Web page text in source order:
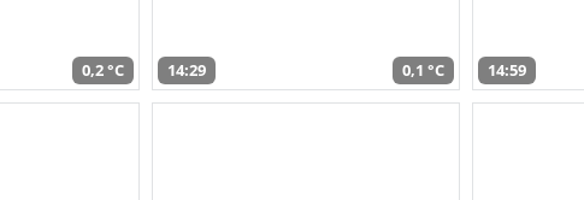
0,2 °C 14:29 0,1 °C 14:59